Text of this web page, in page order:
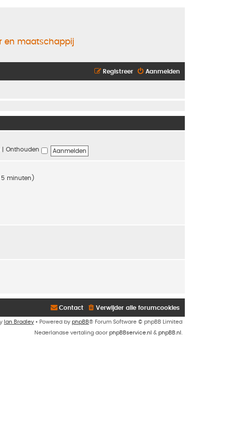
en maatschappij
Aanmelden
Registreer
Onthouden
5 minuten)
Verwijder alle forumcookies
Contact
Ian Bradley • Powered by phpBB® Forum Software © phpBB Limited
Nederlandse vertaling door phpBBservice.nl & phpBB.nl